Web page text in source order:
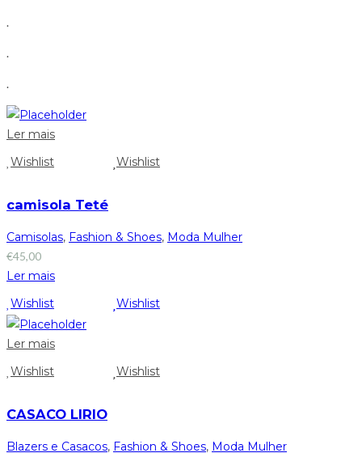
.
.
.
Ler mais
Wishlist
Wishlist
camisola Teté
Camisolas, Fashion & Shoes, Moda Mulher
€45,00
Ler mais
Wishlist
Wishlist
Ler mais
Wishlist
Wishlist
CASACO LIRIO
Blazers e Casacos, Fashion & Shoes, Moda Mulher